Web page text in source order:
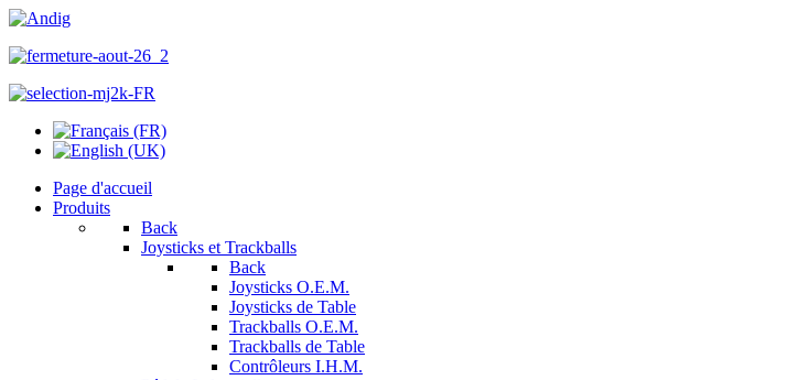
Page d'accueil
Produits
Back
Joysticks et Trackballs
Back
Joysticks O.E.M.
Joysticks de Table
Trackballs O.E.M.
Trackballs de Table
Contrôleurs I.H.M.